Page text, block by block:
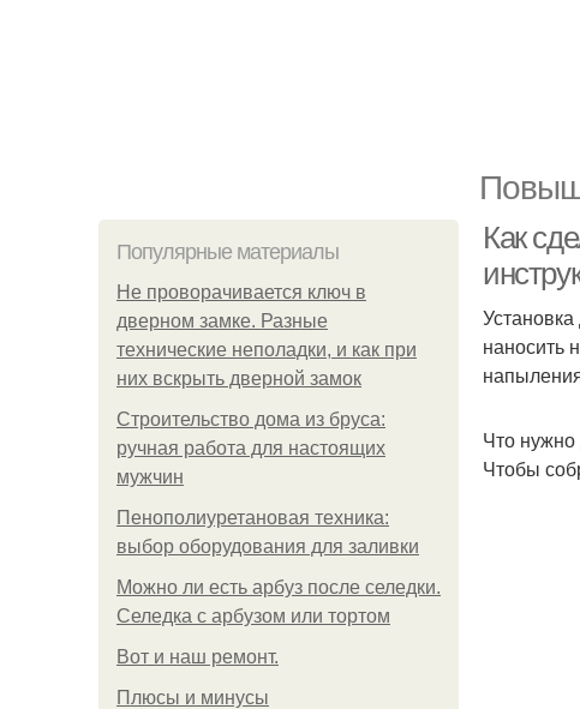
Популярные материалы
Не проворачивается ключ в
дверном замке. Разные
технические неполадки, и как при
них вскрыть дверной замок
Строительство дома из бруса:
ручная работа для настоящих
мужчин
Пенополиуретановая техника:
выбор оборудования для заливки
Можно ли есть арбуз после селедки.
Селедка с арбузом или тортом
Boт и наш ремoнт.
Плюсы и минусы
Как
наносить
Что
Чтобы